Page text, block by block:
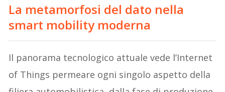
La metamorfosi del dato nella
smart mobility moderna
Il panorama tecnologico attuale vede l’Internet
of Things permeare ogni singolo aspetto della